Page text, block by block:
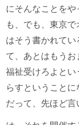
にそんなことを
も、でも、東京
はそう書かれて
て、あとはもうお
福祉受けろよとい
らすということに
だって、先ほど